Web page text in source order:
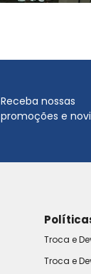
Receba nossas
promoções e
Troca e
Troca e